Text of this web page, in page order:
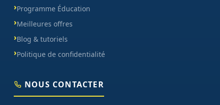
Programme Éducation
Meilleures offres
Blog & tutoriels
Politique de confidentialité
NOUS CONTACTER